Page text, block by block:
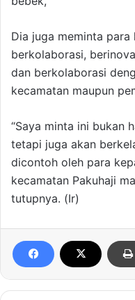
Dia juga meminta para
berkolaborasi,
dan berkolaborasi
kecamatan maupun
“Saya minta ini bukan
tetapi juga akan
dicontoh oleh para
kecamatan Pakuhaji
tutupnya. (Ir)